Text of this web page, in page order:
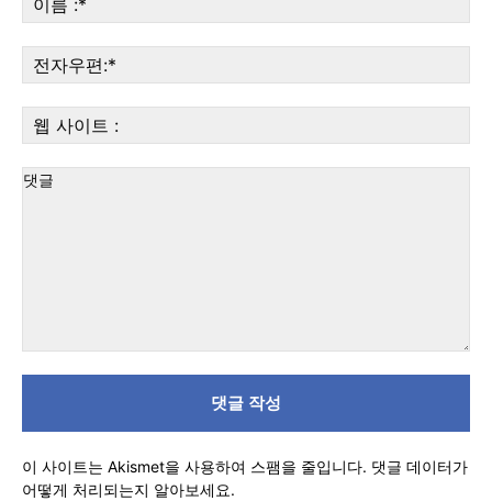
름
:*
자
우
사
이
이 사이트는 Akismet을 사용하여 스팸을 줄입니다. 댓글 데이터가
어떻게 처리되는지 알아보세요.